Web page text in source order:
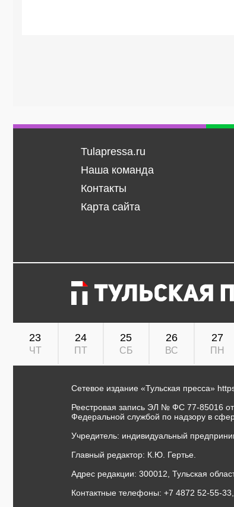
Tulapressa.ru
Наша команда
Контакты
Карта сайта
23
ЧТ
24
ПТ
25
СБ
26
ВС
27
ПН
Сетевое издание «Тульская пресса»
Реестровая запись ЭЛ № ФС 77-85016 от
Федеральной службой по надзору в
Учредитель: индивидуальный
Главный редактор: К.Ю. Гертье.
Адрес редакции: 300012, Тульская
Контактные телефоны: +7 4872 52-55-